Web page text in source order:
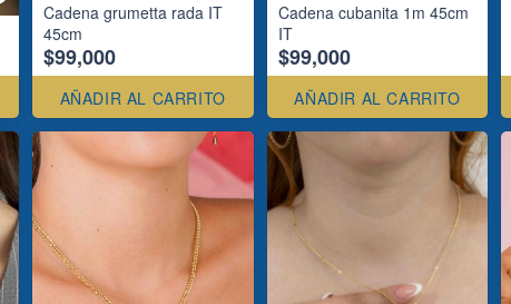
Cadena grumetta rada IT
45cm
$99,000
AÑADIR AL CARRITO
Cadena cubanita 1m 45cm
IT
$99,000
AÑADIR AL CARRITO